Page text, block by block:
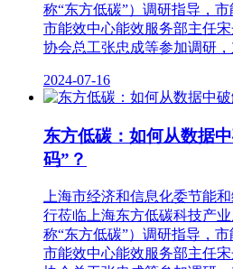
称“东方低碳”）调研指导，市
市能效中心能效服务部主任
协会总工张忠成等参加调研
2024-07-16
东方低碳：如何从数据
码”？
上海市经济和信息化委节能
行莅临上海东方低碳科技产
称“东方低碳”）调研指导，市
市能效中心能效服务部主任